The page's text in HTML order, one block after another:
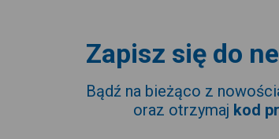
Zapisz się do
Bądź na bieżąco z
oraz otrzymaj kod